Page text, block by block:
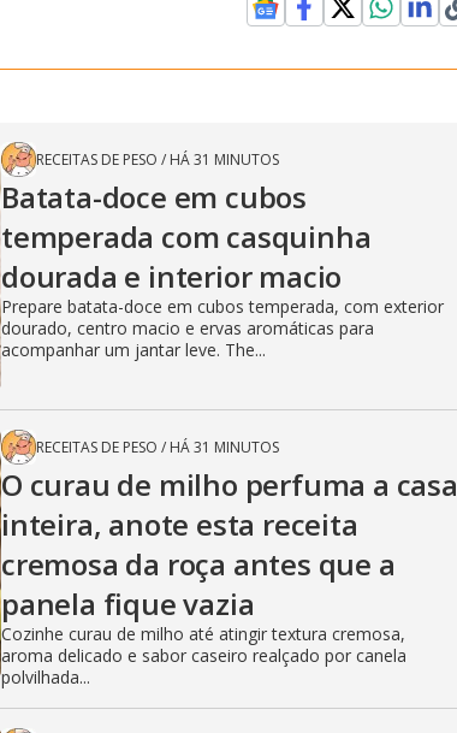
RECEITAS DE PESO / HÁ 31 MINUTOS
Batata-doce em cubos
temperada com casquinha
dourada e interior macio
Prepare batata-doce em cubos temperada, com exterior
dourado, centro macio e ervas aromáticas para
acompanhar um jantar leve. The...
RECEITAS DE PESO / HÁ 31 MINUTOS
O curau de milho perfuma a casa
inteira, anote esta receita
cremosa da roça antes que a
panela fique vazia
Cozinhe curau de milho até atingir textura cremosa,
aroma delicado e sabor caseiro realçado por canela
polvilhada...